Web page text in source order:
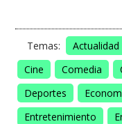
Temas: Actualidad
Cine
Comedia
Deportes
Entretenimiento